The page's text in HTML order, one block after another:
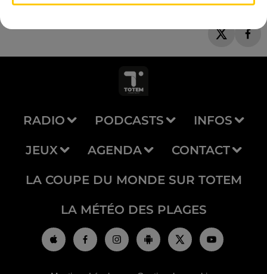
RADIO PODCASTS INFOS
JEUX AGENDA CONTACT
LA COUPE DU MONDE SUR TOTEM
LA MÉTÉO DES PLAGES